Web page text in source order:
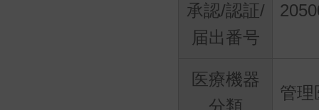
承認/認証/
届出番号
医療機器
分類
管理